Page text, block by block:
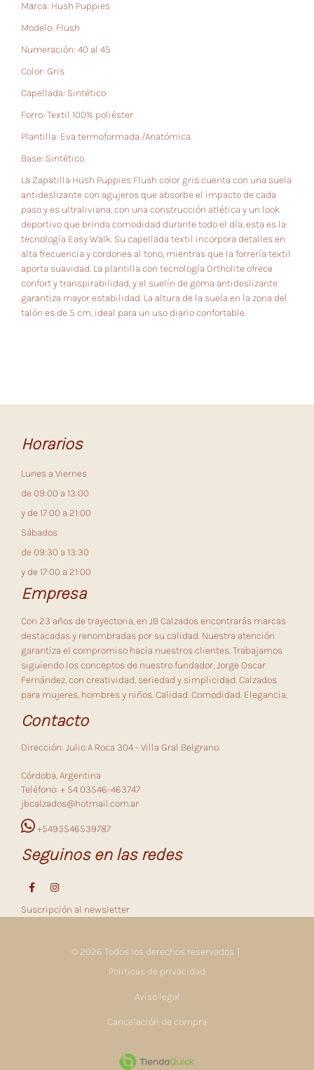
Marca: Hush Puppies
Modelo: Flush
Numeración: 40 al 45
Color: Gris
Capellada: Sintético
Forro: Textil 100% poliéster
Plantilla: Eva termoformada /Anatómica
Base: Sintético
La Zapatilla Hush Puppies Flush color gris cuenta con una suela
antideslizante con agujeros que absorbe el impacto de cada
paso y es ultraliviana, con una construcción atlética y un look
deportivo que brinda comodidad durante todo el día, esta es la
tecnología Easy Walk. Su capellada textil incorpora detalles en
alta frecuencia y cordones al tono, mientras que la forrería textil
aporta suavidad. La plantilla con tecnología Ortholite ofrece
confort y transpirabilidad, y el suelín de goma antideslizante
garantiza mayor estabilidad. La altura de la suela en la zona del
talón es de 5 cm, ideal para un uso diario confortable.
Horarios
Lunes a Viernes
de 09:00 a 13:00
y de 17:00 a 21:00
Sábados
de 09:30 a 13:30
y de 17:00 a 21:00
Empresa
Con 23 años de trayectoria, en JB Calzados encontrarás marcas
destacadas y renombradas por su calidad. Nuestra atención
garantiza el compromiso hacia nuestros clientes. Trabajamos
siguiendo los conceptos de nuestro fundador, Jorge Oscar
Fernández, con creatividad, seriedad y simplicidad. Calzados
para mujeres, hombres y niños. Calidad. Comodidad. Elegancia.
Contacto
Dirección: Julio A Roca 304 - Villa Gral Belgrano.
Córdoba, Argentina
Teléfono: + 54 03546-463747
jbcalzados@hotmail.com.ar
+5493546539787
Seguinos en las redes
Suscripción al newsletter
© 2026 Todos los derechos reservados. |
Politicas de privacidad
Aviso legal
Cancelación de compra